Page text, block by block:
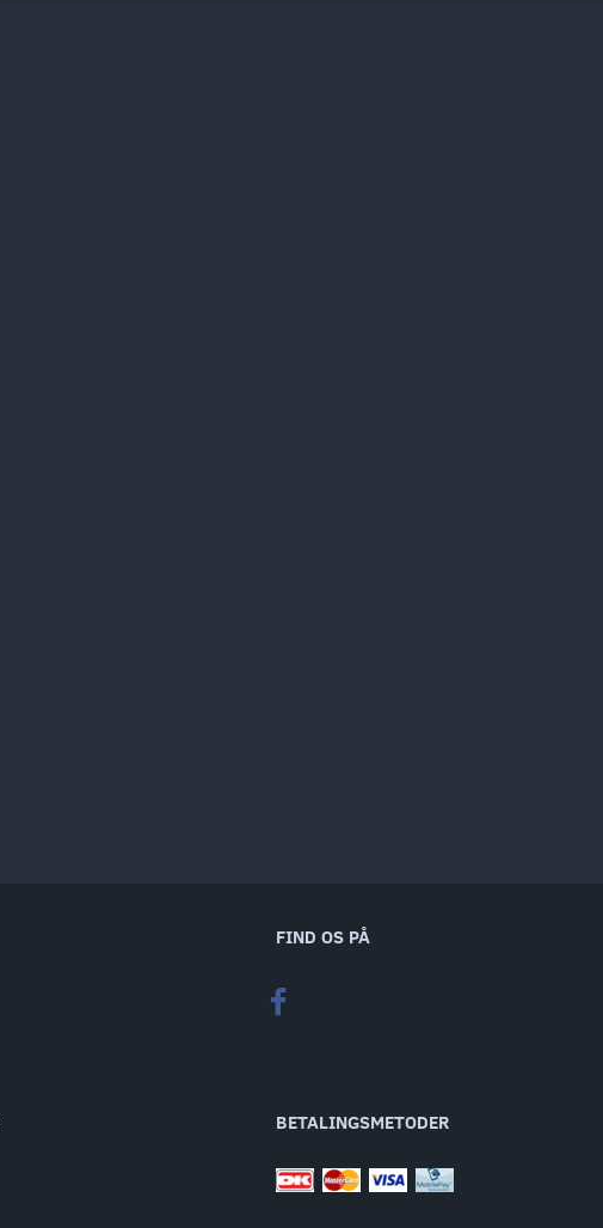
FIND OS PÅ
BETALINGSMETODER